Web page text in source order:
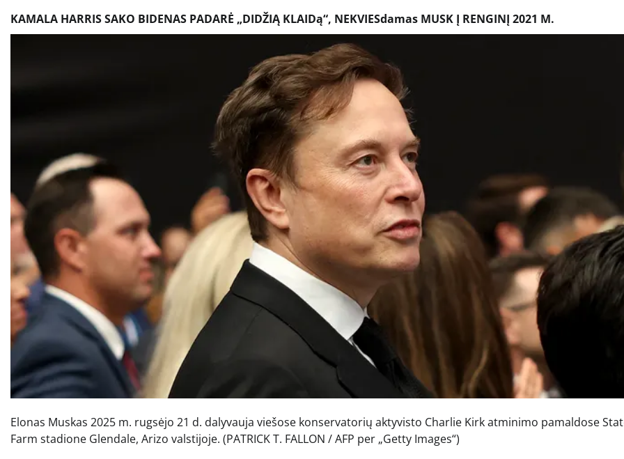
KAMALA HARRIS SAKO BIDENAS PADARĖ „DIDŽIĄ KLAIDą“, NEKVIESdamas MUSK Į RENGINĮ 2021 M.
Elonas Muskas 2025 m. rugsėjo 21 d. dalyvauja viešose konservatorių aktyvisto Charlie Kirk atminimo pamaldose
Farm stadione Glendale, Arizo valstijoje. (PATRICK T. FALLON / AFP per „Getty Images“)